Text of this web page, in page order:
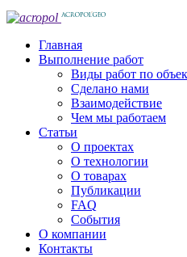
Главная
Выполнение работ
Виды работ по
Сделано нами
Взаимодействие
Чем мы работаем
Статьи
О проектах
О технологии
О товарах
Публикации
FAQ
События
О компании
Контакты